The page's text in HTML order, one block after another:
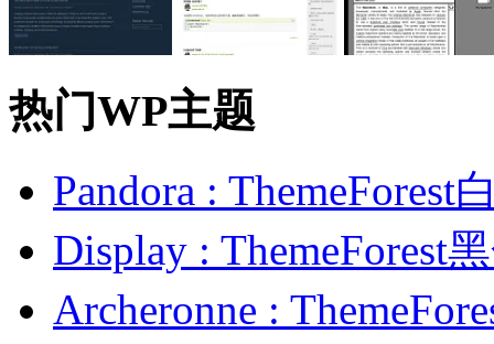
热门WP主题
Pandora : ThemeForest
Display : ThemeForest
Archeronne :